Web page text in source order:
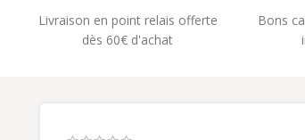
Livraison en point relais offerte
dès 60€ d'achat
Bons